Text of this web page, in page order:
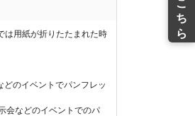
は用紙が折りたたまれた時
のイベントでパンフレッ
会などのイベントでのパ